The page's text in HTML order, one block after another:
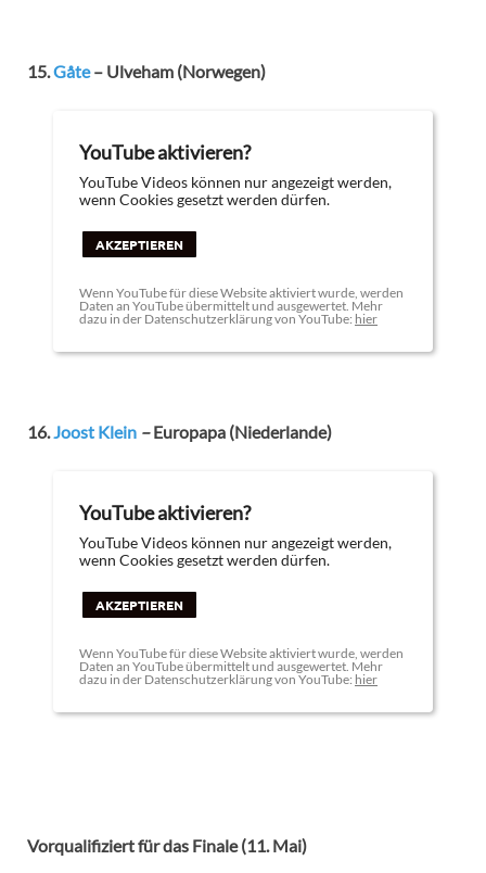
15.Gåte– Ulveham (Norwegen)
YouTube aktivieren?
YouTube Videos können nur angezeigt werden,
wenn Cookies gesetzt werden dürfen.
AKZEPTIEREN
Wenn YouTube für diese Website aktiviert wurde, werden
Daten an YouTube übermittelt und ausgewertet. Mehr
dazu in der Datenschutzerklärung von YouTube: hier
16.Joost Klein –Europapa (Niederlande)
YouTube aktivieren?
YouTube Videos können nur angezeigt werden,
wenn Cookies gesetzt werden dürfen.
AKZEPTIEREN
Wenn YouTube für diese Website aktiviert wurde, werden
Daten an YouTube übermittelt und ausgewertet. Mehr
dazu in der Datenschutzerklärung von YouTube: hier
Vorqualifiziert für das Finale (11. Mai)